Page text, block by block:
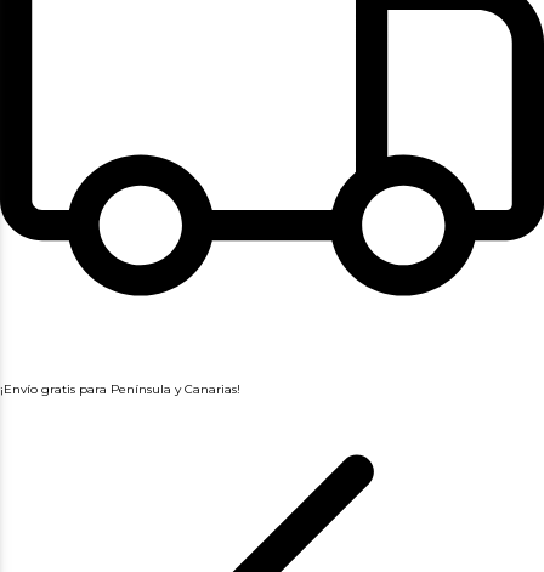
¡Envío gratis para Península y Canarias!